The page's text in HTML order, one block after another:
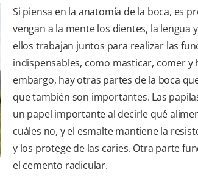
Si piensa en la anatomía de la boca, es
vengan a la mente los dientes, la lengua
ellos trabajan juntos para realizar las
indispensables, como masticar, comer y
embargo, hay otras partes de la boca
que también son importantes. Las
un papel importante al decirle qué
cuáles no, y el esmalte mantiene la
y los protege de las caries. Otra parte
el cemento radicular.